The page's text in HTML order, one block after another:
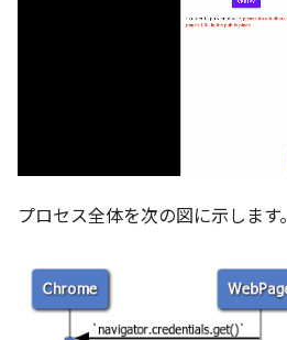
プロセス全体を次の図に示します。